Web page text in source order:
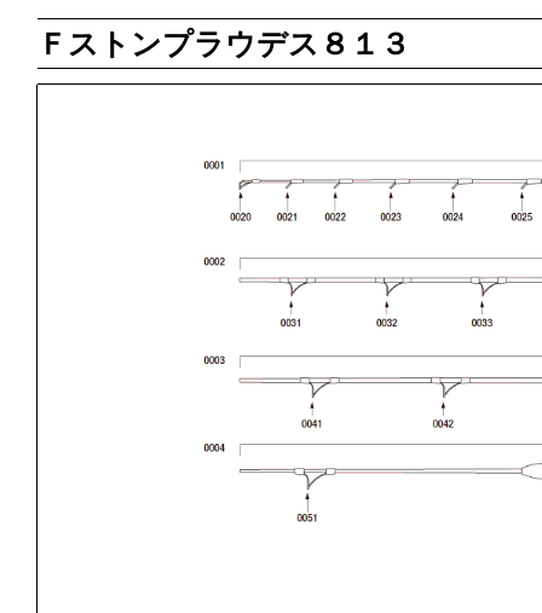
Ｆストンプラウデス８１３